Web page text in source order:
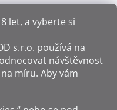
let, a vyberte si
s.r.o. používá na
návštěvnost
míru. Aby vám